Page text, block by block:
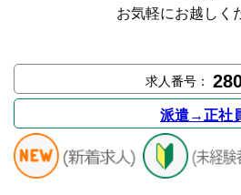
お気軽にお越しく
求人番号：
派遣→正社